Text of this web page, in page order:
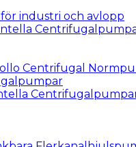
industri och avlopp
Centrifugal